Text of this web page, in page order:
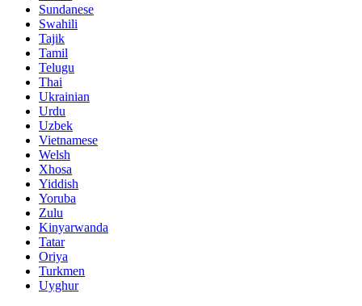
Sundanese
Swahili
Tajik
Tamil
Telugu
Thai
Ukrainian
Urdu
Uzbek
Vietnamese
Welsh
Xhosa
Yiddish
Yoruba
Zulu
Kinyarwanda
Tatar
Oriya
Turkmen
Uyghur